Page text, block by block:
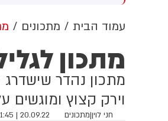
עמוד הבית מתכונים
מתכון
מתכון נהדר שישדרג
וירק קצוץ ומוגשים
חני לוין|מתכונים 20.09.22 | 11:45